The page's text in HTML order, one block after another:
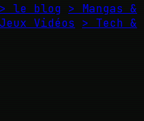
> le blog > Mangas &
Vidéos
> Tech &